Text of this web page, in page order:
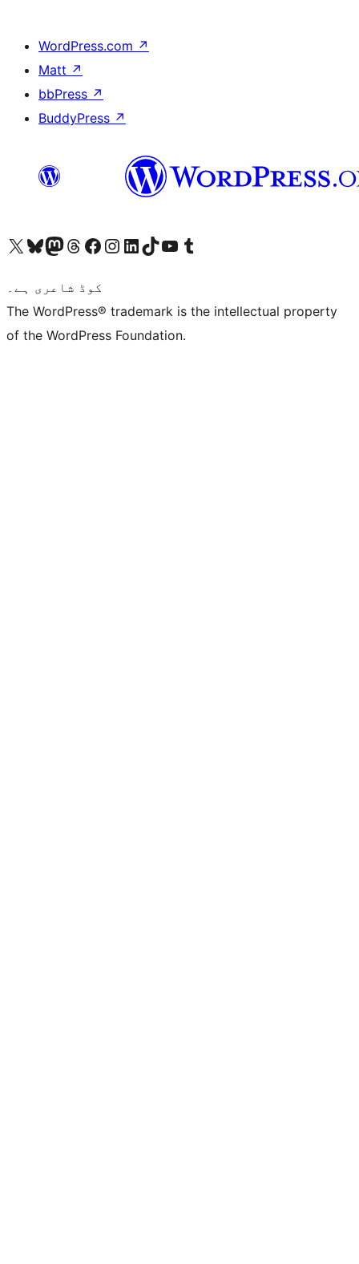
WordPress.com ↗
Matt ↗
bbPress ↗
BuddyPress ↗
Visit our X (formerly Twitter) account
ہمارے بلیواسکائی اکاؤنٹ پر جائیں
Visit our Mastodon account
ہمارے ٹھریڈز اکاؤنٹ پر جائیں
Visit our Facebook page
Visit our Instagram account
Visit our LinkedIn account
ہمارے ٹک ٹاک اکاؤنٹ پر جائیں
Visit our YouTube channel
ہمارے ٹمبلر اکاؤنٹ پر جائیں
کوڈ شاعری ہے۔
The WordPress® trademark is the intellectual property
of the WordPress Foundation.